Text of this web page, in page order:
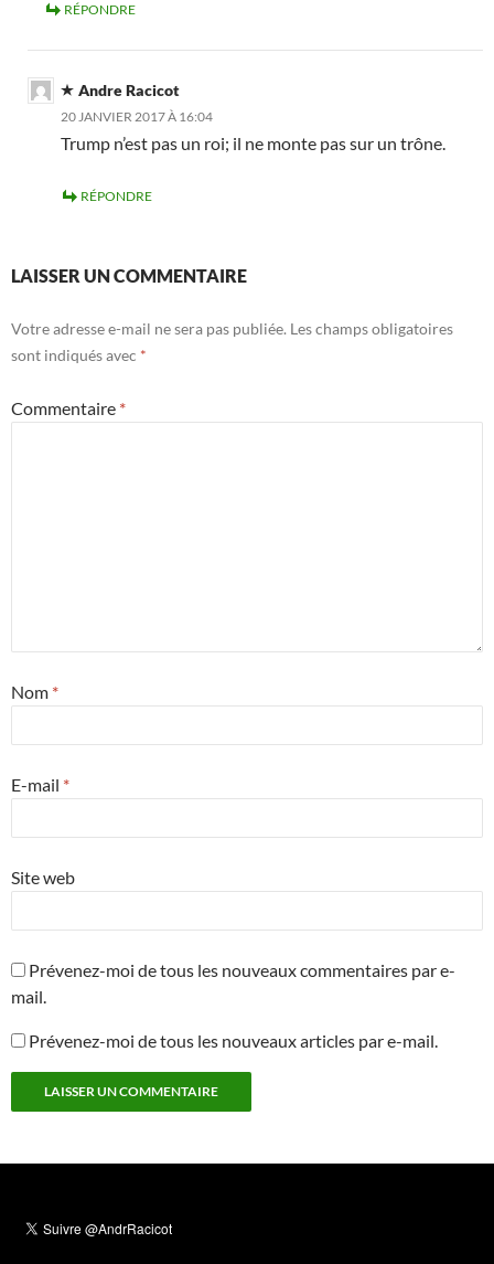
RÉPONDRE
Andre Racicot
20 JANVIER 2017 À 16:04
Trump n’est pas un roi; il ne monte pas sur un trône.
RÉPONDRE
LAISSER UN COMMENTAIRE
Votre adresse e-mail ne sera pas publiée. Les champs obligatoires
sont indiqués avec *
Commentaire *
Nom *
E-mail *
Site web
Prévenez-moi de tous les nouveaux commentaires par e-
mail.
Prévenez-moi de tous les nouveaux articles par e-mail.